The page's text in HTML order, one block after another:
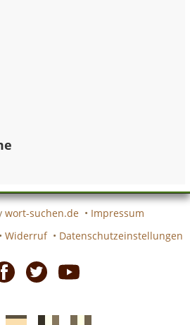
wort-suchen.de • Impressum
• Widerruf • Datenschutzeinstellungen